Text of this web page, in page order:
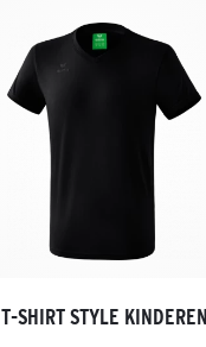
T-SHIRT STYLE KINDEREN